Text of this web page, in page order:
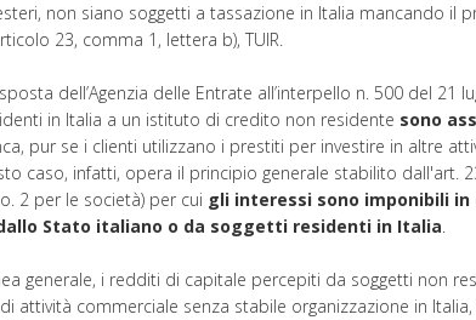
non siano soggetti a tassazione in Italia mancando il
23, comma 1, lettera b), TUIR.
dell’Agenzia delle Entrate all’interpello n. 500 del 21
in Italia a un istituto di credito non residente sono
pur se i clienti utilizzano i prestiti per investire in altre
caso, infatti, opera il principio generale stabilito dall'art.
2 per le società) per cui gli interessi sono imponibili
Stato italiano o da soggetti residenti in Italia.
generale, i redditi di capitale percepiti da soggetti non
attività commerciale senza stabile organizzazione in